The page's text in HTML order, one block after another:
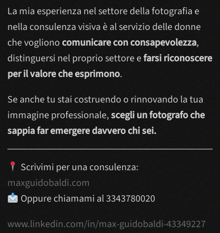
La mia esperienza nel settore della fotografia e
nella consulenza visiva è al servizio delle donne
che voglionocomunicare con consapevolezza,
distinguersi nel proprio settore efarsi riconoscere
per il valore che esprimono.
Se anche tu stai costruendo o rinnovando la tua
immagine professionale,scegli un fotografo che
sappia far emergere davvero chi sei.
Scrivimi per una consulenza:
maxguidobaldi.com
Oppure chiamami al 3343780020
www.linkedin.com/in/max-guidobaldi-43349227